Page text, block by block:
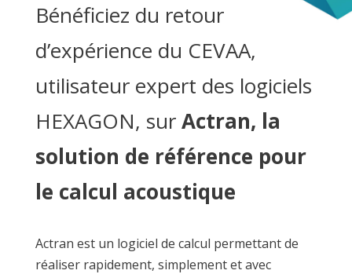
Bénéficiez du retour
d’expérience du CEVAA,
utilisateur expert des logiciels
HEXAGON, surActran, la
solution de référence pour
le calcul acoustique
Actran est un logiciel de calcul permettant de
réaliser rapidement, simplement et avec